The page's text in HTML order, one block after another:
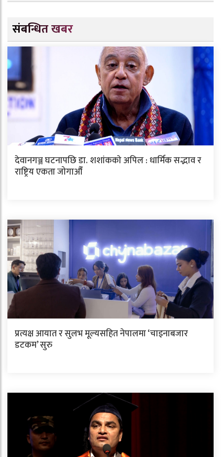
संबन्धित खबर
देवानगञ्ज घटनापछि डा. शशांककाे अपिल : धार्मिक सद्भाव र
राष्ट्रिय एकता जोगाऔँ
प्रत्यक्ष आयात र सुलभ मूल्यसहित नेपालमा ‘चाइनाबजार
डटकम’ सुरु